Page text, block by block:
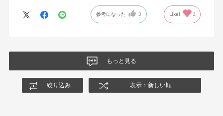
今回どうしても欲しい色の組み合わせがあったので固定肘の物を
購入しましたが、欲を言えば稼働肘バージョンもバイカラーなど
参考になった 3 Like! 2
もっと見る
絞り込み 表示：新しい順